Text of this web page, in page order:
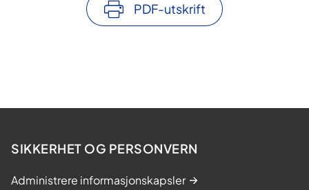
PDF-utskrift
SIKKERHET OG PERSONVERN
Administrere informasjonskapsler